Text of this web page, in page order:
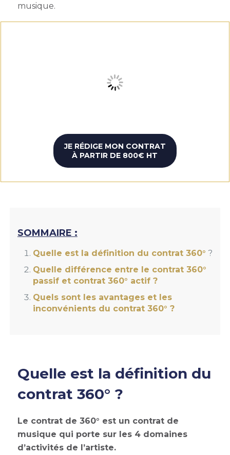
musique.
JE RÉDIGE MON CONTRAT
À PARTIR DE 800€ HT
SOMMAIRE :
Quelle est la définition du contrat 360° ?
Quelle différence entre le contrat 360°
passif et contrat 360° actif ?
Quels sont les avantages et les
inconvénients du contrat 360° ?
Quelle est la définition du
contrat 360° ?
Le contrat de 360° est un contrat de
musique qui porte sur les 4 domaines
d’activités de l’artiste.